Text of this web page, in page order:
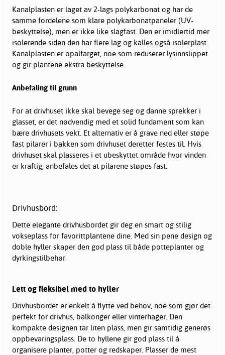
Kanalplasten er laget av 2-lags polykarbonat og har de
samme fordelene som klare polykarbonatpaneler (UV-
beskyttelse), men er ikke like slagfast. Den er imidlertid mer
isolerende siden den har flere lag og kalles også isolerplast.
Kanalplasten er opalfarget, noe som reduserer lysinnslippet
og gir plantene ekstra beskyttelse.
Anbefaling til grunn
For at drivhuset ikke skal bevege seg og danne sprekker i
glasset, er det nødvendig med et solid fundament som kan
bære drivhusets vekt. Et alternativ er å grave ned eller støpe
fast pilarer i bakken som drivhuset deretter festes til. Hvis
drivhuset skal plasseres i et ubeskyttet område hvor vinden
er kraftig, anbefales det at pilarene støpes fast.
Drivhusbord:
Dette elegante drivhusbordet gir deg en smart og stilig
vokseplass for favorittplantene dine. Med sin pene design og
doble hyller skaper den god plass til både potteplanter og
dyrkingstilbehør.
Lett og fleksibel med to hyller
Drivhusbordet er enkelt å flytte ved behov, noe som gjør det
perfekt for drivhus, balkonger eller vinterhager. Den
kompakte designen tar liten plass, men gir samtidig generøs
oppbevaringsplass. De to hyllene gir god plass til å
organisere planter, potter og redskaper. Plasser de mest